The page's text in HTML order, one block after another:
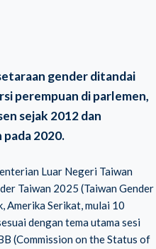
gender ditandai
perempuan di parlemen,
sejak 2012 dan
pada 2020.
Luar Negeri Taiwan
Taiwan 2025 (Taiwan Gender
Amerika Serikat, mulai 10
dengan tema utama sesi
(Commission on the Status of